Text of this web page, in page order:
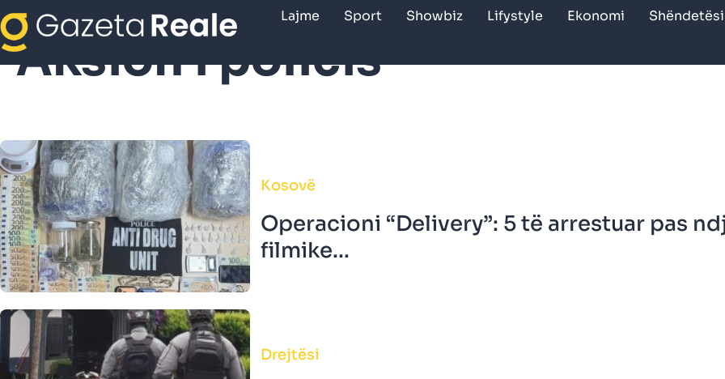
Lajme Sport Showbiz Lifystyle Ekonomi Shëndetësi
Aksion i policis
Kosovë
Operacioni “Delivery”: 5 të arrestuar pas
filmike...
Drejtësi